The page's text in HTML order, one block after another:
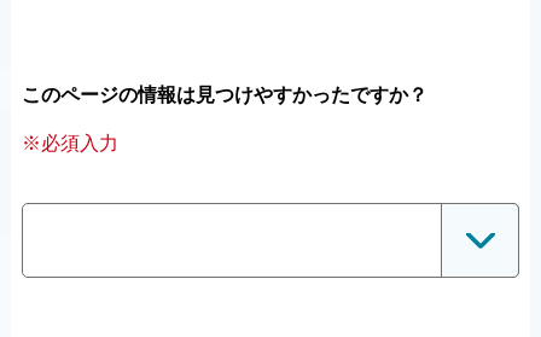
このページの情報は見つけやすかったですか？
※必須入力